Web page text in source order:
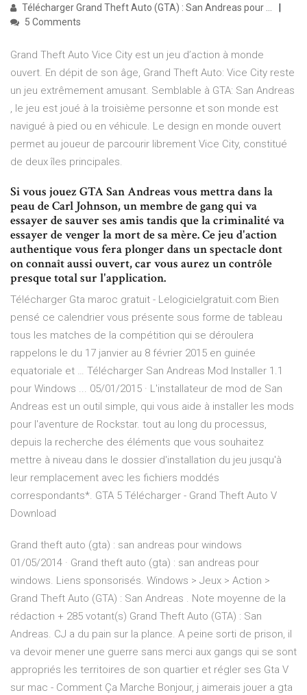
Télécharger Grand Theft Auto (GTA) : San Andreas pour ...
5 Comments
Grand Theft Auto Vice City est un jeu d’action à monde
ouvert. En dépit de son âge, Grand Theft Auto: Vice City reste
un jeu extrêmement amusant. Semblable à GTA: San Andreas
, le jeu est joué à la troisième personne et son monde est
navigué à pied ou en véhicule. Le design en monde ouvert
permet au joueur de parcourir librement Vice City, constitué
de deux îles principales.
Si vous jouez GTA San Andreas vous mettra dans la
peau de Carl Johnson, un membre de gang qui va
essayer de sauver ses amis tandis que la criminalité va
essayer de venger la mort de sa mère. Ce jeu d'action
authentique vous fera plonger dans un spectacle dont
on connaît aussi ouvert, car vous aurez un contrôle
presque total sur l'application.
Télécharger Gta maroc gratuit - Lelogicielgratuit.com Bien
pensé ce calendrier vous présente sous forme de tableau
tous les matches de la compétition qui se déroulera
rappelons le du 17 janvier au 8 février 2015 en guinée
equatoriale et … Télécharger San Andreas Mod Installer 1.1
pour Windows ... 05/01/2015 · L'installateur de mod de San
Andreas est un outil simple, qui vous aide à installer les mods
pour l'aventure de Rockstar. tout au long du processus,
depuis la recherche des éléments que vous souhaitez
mettre à niveau dans le dossier d'installation du jeu jusqu'à
leur remplacement avec les fichiers moddés
correspondants*. GTA 5 Télécharger - Grand Theft Auto V
Download
Grand theft auto (gta) : san andreas pour windows
01/05/2014 · Grand theft auto (gta) : san andreas pour
windows. Liens sponsorisés. Windows > Jeux > Action >
Grand Theft Auto (GTA) : San Andreas . Note moyenne de la
rédaction + 285 votant(s) Grand Theft Auto (GTA) : San
Andreas. CJ a du pain sur la plance. A peine sorti de prison, il
va devoir mener une guerre sans merci aux gangs qui se sont
appropriés les territoires de son quartier et régler ses Gta V
sur mac - Comment Ça Marche Bonjour, j aimerais jouer a gta